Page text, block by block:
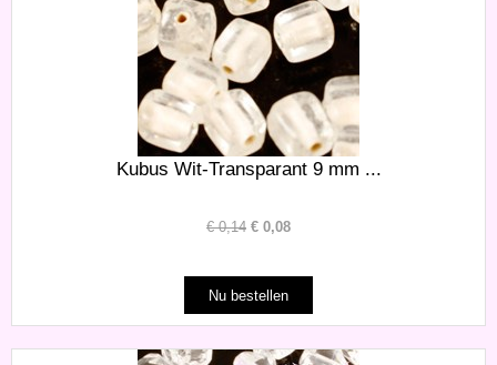
Kubus Wit-Transparant 9 mm ...
€0,14 € 0,08